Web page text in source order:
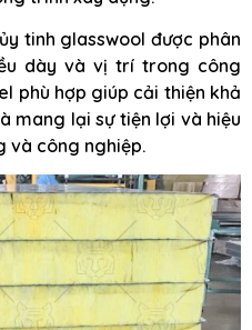
tinh glasswool được phân
dày và vị trí trong công
phù hợp giúp cải thiện khả
mang lại sự tiện lợi và hiệu
và công nghiệp.